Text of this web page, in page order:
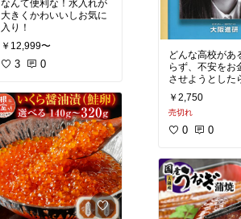
なんて便利な！水入れが
大きくかわいいしお気に
入り！
￥12,999〜
3 0
どんな高校があ
らず、不安をお
させようとした
に不安しかない
￥2,750
売切れ
0 0